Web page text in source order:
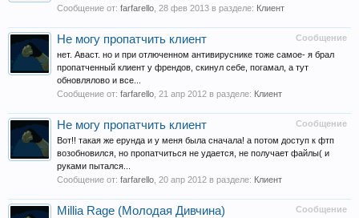
Сообщение от: farfarello 28 фев 2013 в разделе: Клиент
Сообщение
Не могу пропатчить клиент
нет. Аваст. но и при отлюченном антивируснике тоже самое- я брал
пропатченный клиент у френдов, скинул себе, погамал, а тут
обновлялово и все...
Сообщение от: farfarello 21 апр 2012 в разделе: Клиент
Сообщение
Не могу пропатчить клиент
Вот!! такая же ерунда и у меня была сначала! а потом доступ к фтп
возобновился, но пропатчиться не удается, не получает файлы( и
руками пытался...
Сообщение от: farfarello 20 апр 2012 в разделе: Клиент
Сообщение
Millia Rage (Молодая Дивчина)